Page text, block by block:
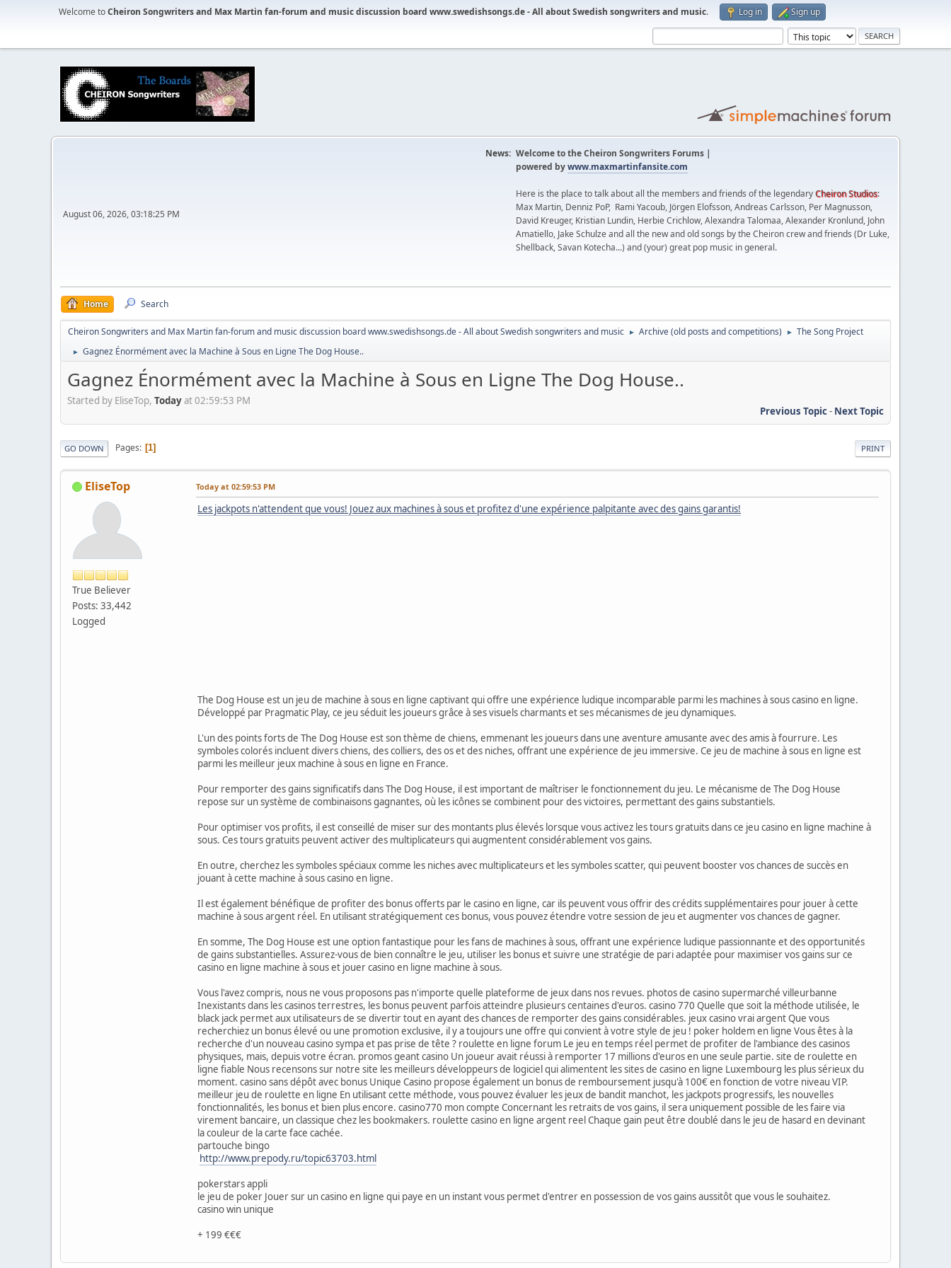
Welcome toCheiron Songwriters and Max Martin fan-forum and music discussion board www.swedishsongs.de - All about Swedish songwriters and music. Log in Sign up
August 06, 2026, 03:18:25 PM
News: Welcome to the Cheiron Songwriters Forums |
powered bywww.maxmartinfansite.com
Here is the place to talk about all the members and friends of the legendaryCheiron Studios:
Max Martin, Denniz PoP, Rami Yacoub, Jörgen Elofsson, Andreas Carlsson, Per Magnusson,
David Kreuger, Kristian Lundin, Herbie Crichlow, Alexandra Talomaa, Alexander Kronlund, John
Amatiello, Jake Schulze and all the new and old songs by the Cheiron crew and friends (Dr Luke,
Shellback, Savan Kotecha...) and (your) great pop music in general.
Home Search
Cheiron Songwriters and Max Martin fan-forum and music discussion board www.swedishsongs.de - All about Swedish songwriters and music ► Archive (old posts and competitions) ► The Song Project
► Gagnez Énormément avec la Machine à Sous en Ligne The Dog House..
Gagnez Énormément avec la Machine à Sous en Ligne The Dog House..
Started by EliseTop, Todayat 02:59:53 PM
Previous Topic- Next Topic
PRINT
GO DOWN Pages 1
EliseTop
True Believer
Posts: 33,442
Logged
Today at 02:59:53 PM
Les jackpots n'attendent que vous! Jouez aux machines à sous et profitez d'une expérience palpitante avec des gains garantis!
The Dog House est un jeu de machine à sous en ligne captivant qui offre une expérience ludique incomparable parmi les machines à sous casino en ligne.
Développé par Pragmatic Play, ce jeu séduit les joueurs grâce à ses visuels charmants et ses mécanismes de jeu dynamiques.
L'un des points forts de The Dog House est son thème de chiens, emmenant les joueurs dans une aventure amusante avec des amis à fourrure. Les
symboles colorés incluent divers chiens, des colliers, des os et des niches, offrant une expérience de jeu immersive. Ce jeu de machine à sous en ligne est
parmi les meilleur jeux machine à sous en ligne en France.
Pour remporter des gains significatifs dans The Dog House, il est important de maîtriser le fonctionnement du jeu. Le mécanisme de The Dog House
repose sur un système de combinaisons gagnantes, où les icônes se combinent pour des victoires, permettant des gains substantiels.
Pour optimiser vos profits, il est conseillé de miser sur des montants plus élevés lorsque vous activez les tours gratuits dans ce jeu casino en ligne machine à
sous. Ces tours gratuits peuvent activer des multiplicateurs qui augmentent considérablement vos gains.
En outre, cherchez les symboles spéciaux comme les niches avec multiplicateurs et les symboles scatter, qui peuvent booster vos chances de succès en
jouant à cette machine à sous casino en ligne.
Il est également bénéfique de profiter des bonus offerts par le casino en ligne, car ils peuvent vous offrir des crédits supplémentaires pour jouer à cette
machine à sous argent réel. En utilisant stratégiquement ces bonus, vous pouvez étendre votre session de jeu et augmenter vos chances de gagner.
En somme, The Dog House est une option fantastique pour les fans de machines à sous, offrant une expérience ludique passionnante et des opportunités
de gains substantielles. Assurez-vous de bien connaître le jeu, utiliser les bonus et suivre une stratégie de pari adaptée pour maximiser vos gains sur ce
casino en ligne machine à sous et jouer casino en ligne machine à sous.
Vous l'avez compris, nous ne vous proposons pas n'importe quelle plateforme de jeux dans nos revues. photos de casino supermarché villeurbanne
Inexistants dans les casinos terrestres, les bonus peuvent parfois atteindre plusieurs centaines d'euros. casino 770 Quelle que soit la méthode utilisée, le
black jack permet aux utilisateurs de se divertir tout en ayant des chances de remporter des gains considérables. jeux casino vrai argent Que vous
recherchiez un bonus élevé ou une promotion exclusive, il y a toujours une offre qui convient à votre style de jeu ! poker holdem en ligne Vous êtes à la
recherche d'un nouveau casino sympa et pas prise de tête ? roulette en ligne forum Le jeu en temps réel permet de profiter de l'ambiance des casinos
physiques, mais, depuis votre écran. promos geant casino Un joueur avait réussi à remporter 17 millions d'euros en une seule partie. site de roulette en
ligne fiable Nous recensons sur notre site les meilleurs développeurs de logiciel qui alimentent les sites de casino en ligne Luxembourg les plus sérieux du
moment. casino sans dépôt avec bonus Unique Casino propose également un bonus de remboursement jusqu'à 100€ en fonction de votre niveau VIP.
meilleur jeu de roulette en ligne En utilisant cette méthode, vous pouvez évaluer les jeux de bandit manchot, les jackpots progressifs, les nouvelles
fonctionnalités, les bonus et bien plus encore. casino770 mon compte Concernant les retraits de vos gains, il sera uniquement possible de les faire via
virement bancaire, un classique chez les bookmakers. roulette casino en ligne argent reel Chaque gain peut être doublé dans le jeu de hasard en devinant
la couleur de la carte face cachée.
partouche bingo
http://www.prepody.ru/topic63703.html
pokerstars appli
le jeu de poker Jouer sur un casino en ligne qui paye en un instant vous permet d'entrer en possession de vos gains aussitôt que vous le souhaitez.
casino win unique
+ 199 €€€